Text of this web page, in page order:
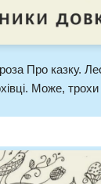
Про казку.
Може, трохи